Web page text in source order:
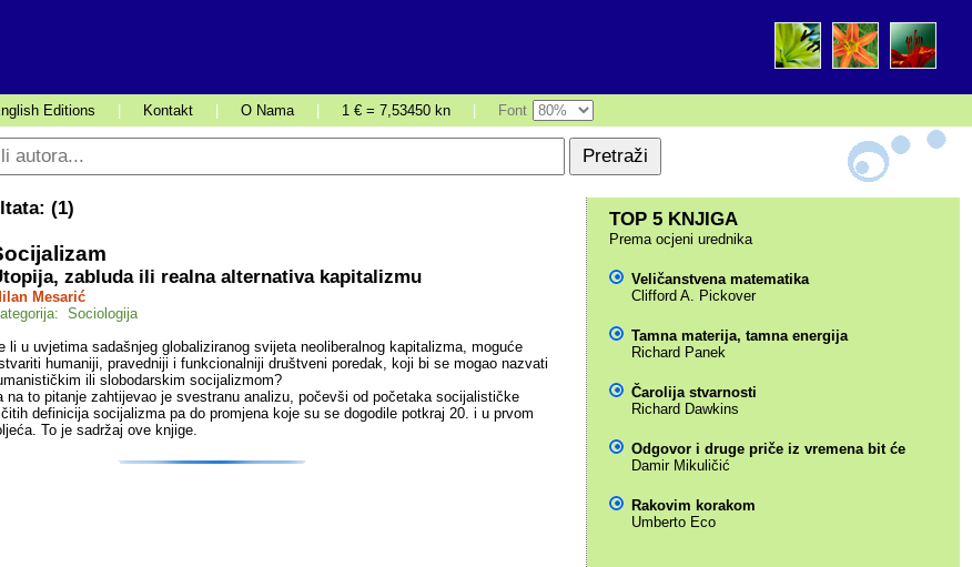
Editions Kontakt O Nama 1 € = 7,53450 kn Font
(1)
zabluda ili realna alternativa kapitalizmu
Mesarić
Sociologija
li u uvjetima sadašnjeg globaliziranog svijeta neoliberalnog kapitalizma, moguće
humaniji, pravedniji i funkcionalniji društveni poredak, koji bi se mogao nazvati
ili slobodarskim socijalizmom?
na to pitanje zahtijevao je svestranu analizu, počevši od početaka socijalističke
definicija socijalizma pa do promjena koje su se dogodile potkraj 20. i u prvom
To je sadržaj ove knjige.
TOP 5 KNJIGA
Prema ocjeni urednika
Veličanstvena matematika
Clifford A. Pickover
Tamna materija, tamna energija
Richard Panek
Čarolija stvarnosti
Richard Dawkins
Odgovor i druge priče iz vremena bit će
Damir Mikuličić
Rakovim korakom
Umberto Eco